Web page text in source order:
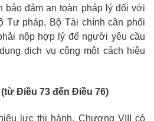
bảo đảm an toàn pháp lý đối với
Tư pháp, Bộ Tài chính cần phối
nộp hợp lý để người yêu cầu
dịch vụ công một cách hiệu
Điều 73 đến Điều 76)
lực thi hành, Chương VIII có